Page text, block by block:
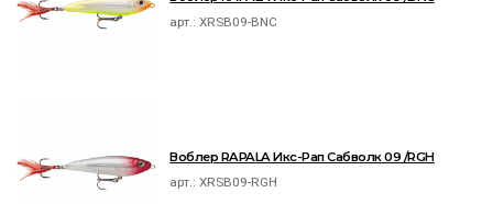
арт.:XRSB09-BNC
Воблер RAPALA Икс-Рап Сабволк 09 /RGH
арт.:XRSB09-RGH